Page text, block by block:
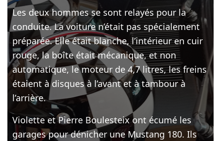
Les deux hommes se sont relayés pour la
conduite. La voiture n’était pas spécialement
préparée. Elle était blanche, l’intérieur en cuir
rouge, la boîte était mécanique, et non
automatique, le moteur de 4,7 litres, les freins
étaient à disques à l’avant et à tambour à
l’arrière.
Violette et Pierre Boulesteix ont écumé les
garages pour dénicher une Mustang 180. Ils